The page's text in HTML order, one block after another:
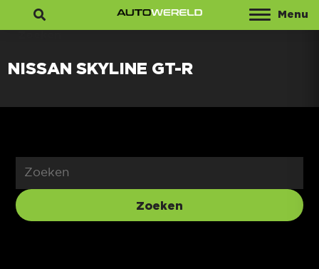
Menu
NISSAN SKYLINE GT-R